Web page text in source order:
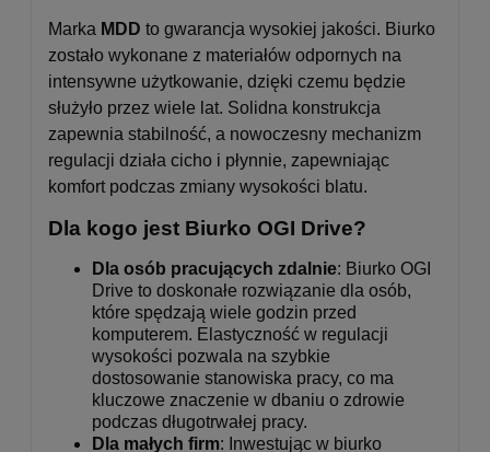
Marka MDD to gwarancja wysokiej jakości. Biurko
zostało wykonane z materiałów odpornych na
intensywne użytkowanie, dzięki czemu będzie
służyło przez wiele lat. Solidna konstrukcja
zapewnia stabilność, a nowoczesny mechanizm
regulacji działa cicho i płynnie, zapewniając
komfort podczas zmiany wysokości blatu.
Dla kogo jest Biurko OGI Drive?
Dla osób pracujących zdalnie: Biurko OGI
Drive to doskonałe rozwiązanie dla osób,
które spędzają wiele godzin przed
komputerem. Elastyczność w regulacji
wysokości pozwala na szybkie
dostosowanie stanowiska pracy, co ma
kluczowe znaczenie w dbaniu o zdrowie
podczas długotrwałej pracy.
Dla małych firm: Inwestując w biurko